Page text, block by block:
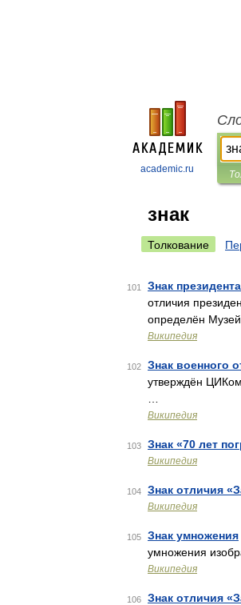
academic.ru
знак
Толкование
101 Знак
отличия
определён
Википедия
102 Знак военного
утверждён
Википедия
103 Знак «70 лет
Википедия
104 Знак отличия
Википедия
105 Знак умножения
умножения
Википедия
106 Знак отличия